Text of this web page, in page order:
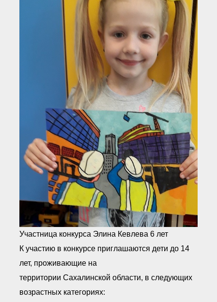
Антикоррупционная политика
Охрана труда
Видеоматериалы
Членство в НКО
Работа в Общественных советах
Законодательство РФ по
техническим регламентам
Повышение квалификации,
профессиональная
переподготовка
Участница конкурса Элина Кевлева 6 лет
К участию в конкурсе приглашаются дети до 14
лет, проживающие на
территории Сахалинской области, в следующих
возрастных категориях: